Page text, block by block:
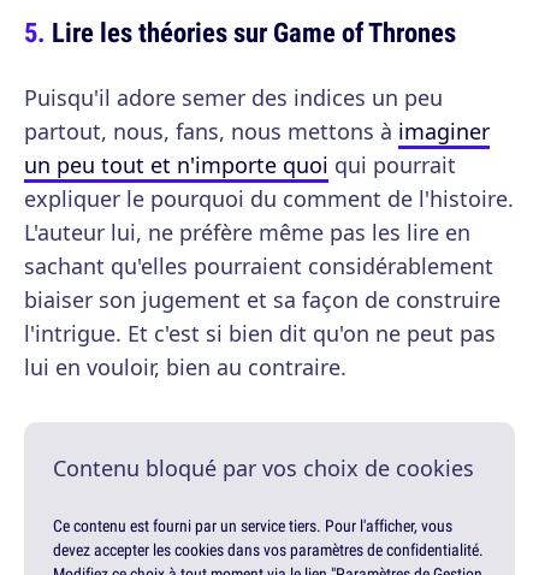
Lire les théories sur Game of Thrones
Puisqu'il adore semer des indices un peu
partout, nous, fans, nous mettons à imaginer
un peu tout et n'importe quoi qui pourrait
expliquer le pourquoi du comment de l'histoire.
L'auteur lui, ne préfère même pas les lire en
sachant qu'elles pourraient considérablement
biaiser son jugement et sa façon de construire
l'intrigue. Et c'est si bien dit qu'on ne peut pas
lui en vouloir, bien au contraire.
Contenu bloqué par vos choix de cookies
Ce contenu est fourni par un service tiers. Pour l'afficher, vous
devez accepter les cookies dans vos paramètres de confidentialité.